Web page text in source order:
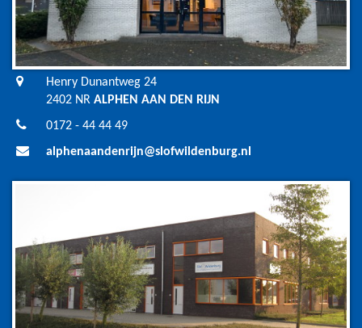
Henry Dunantweg 24
2402 NR ALPHEN AAN DEN RIJN
0172 - 44 44 49
alphenaandenrijn@slofwildenburg.nl